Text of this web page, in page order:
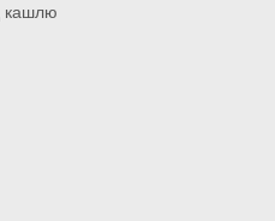
кашлю